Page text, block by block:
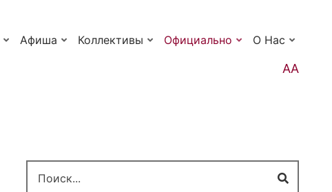
Афиша Коллективы Официально О Нас
АА